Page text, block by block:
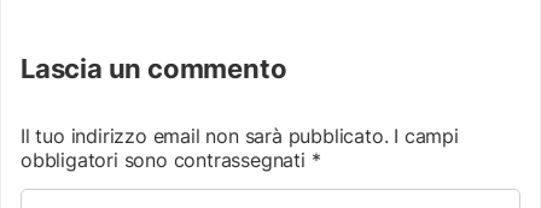
Lascia un commento
Il tuo indirizzo email non sarà pubblicato. I campi
obbligatori sono contrassegnati *